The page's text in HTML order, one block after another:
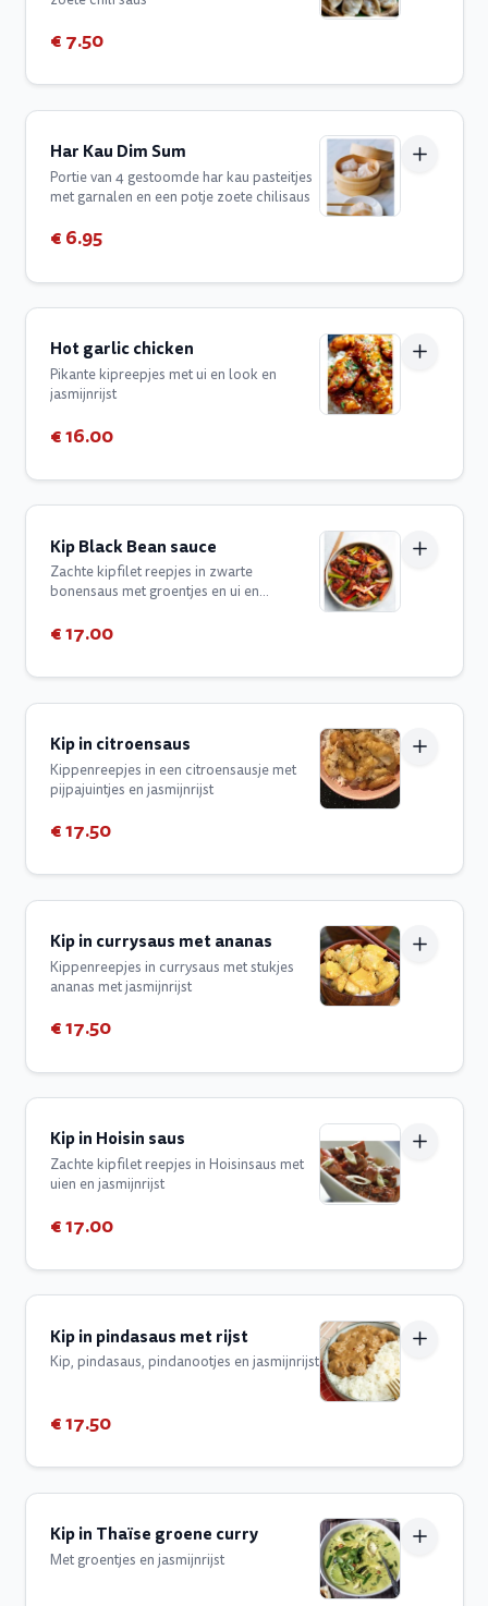
€ 7.50
Har Kau Dim Sum
Portie van 4 gestoomde har kau pasteitjes
met garnalen en een potje zoete chilisaus
€ 6.95
Hot garlic chicken
Pikante kipreepjes met ui en look en
jasmijnrijst
€ 16.00
Kip Black Bean sauce
Zachte kipfilet reepjes in zwarte
bonensaus met groentjes en ui en
€ 17.00
Kip in citroensaus
Kippenreepjes in een citroensausje met
pijpajuintjes en jasmijnrijst
€ 17.50
Kip in currysaus met ananas
Kippenreepjes in currysaus met stukjes
ananas met jasmijnrijst
€ 17.50
Kip in Hoisin saus
Zachte kipfilet reepjes in Hoisinsaus met
uien en jasmijnrijst
€ 17.00
Kip in pindasaus met rijst
Kip, pindasaus, pindanootjes en jasmijnrijst
€ 17.50
Kip in Thaïse groene curry
Met groentjes en jasmijnrijst